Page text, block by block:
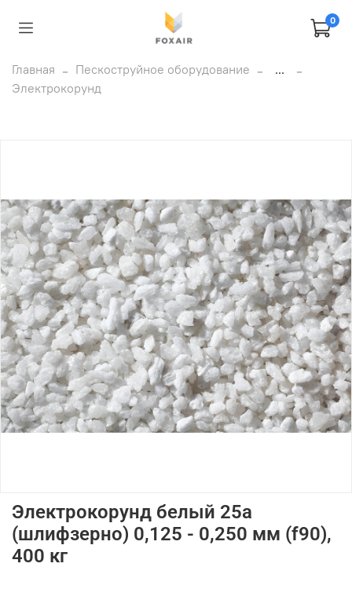
0
Главная Пескоструйное оборудование
...
Электрокорунд
Электрокорунд белый 25а
(шлифзерно) 0,125 - 0,250 мм (f90),
400 кг